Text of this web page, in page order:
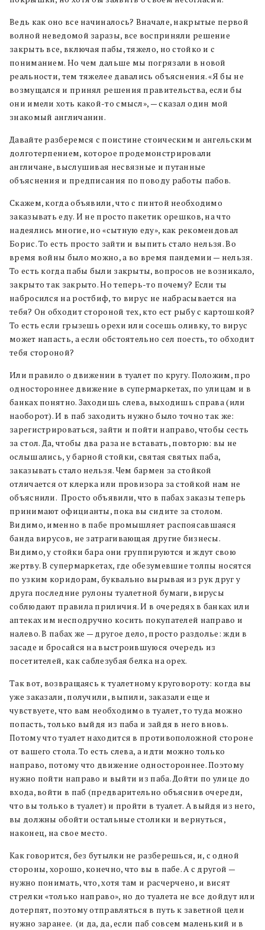
Ведь как оно все начиналось? Вначале, накрытые первой
волной неведомой заразы, все восприняли решение
закрыть все, включая пабы, тяжело, но стойко и с
пониманием. Но чем дальше мы погрязали в новой
реальности, тем тяжелее давались объяснения. «Я бы не
возмущался и принял решения правительства, если бы
они имели хоть какой-то смысл», — сказал один мой
знакомый англичанин.
Давайте разберемся с поистине стоическим и ангельским
долготерпением, которое продемонстрировали
англичане, выслушивая несвязные и путанные
объяснения и предписания по поводу работы пабов.
Скажем, когда объявили, что с пинтой необходимо
заказывать еду. И не просто пакетик орешков, на что
надеялись многие, но «сытную еду», как рекомендовал
Борис. То есть просто зайти и выпить стало нельзя. Во
время войны было можно, а во время пандемии — нельзя.
То есть когда пабы были закрыты, вопросов не возникало,
закрыто так закрыто. Но теперь-то почему? Если ты
набросился на ростбиф, то вирус не набрасывается на
тебя? Он обходит стороной тех, кто ест рыбу с картошкой?
То есть если грызешь орехи или сосешь оливку, то вирус
может напасть, а если обстоятельно сел поесть, то обходит
тебя стороной?
Или правило о движении в туалет по кругу. Положим, про
одностороннее движение в супермаркетах, по улицам и в
банках понятно. Заходишь слева, выходишь справа (или
наоборот). И в паб заходить нужно было точно так же:
зарегистрироваться, зайти и пойти направо, чтобы сесть
за стол. Да, чтобы два раза не вставать, повторю: вы не
ослышались, у барной стойки, святая святых паба,
заказывать стало нельзя. Чем бармен за стойкой
отличается от клерка или провизора за стойкой нам не
объяснили. Просто объявили, что в пабах заказы теперь
принимают официанты, пока вы сидите за столом.
Видимо, именно в пабе промышляет распоясавшаяся
банда вирусов, не затрагивающая другие бизнесы.
Видимо, у стойки бара они группируются и ждут свою
жертву. В супермаркетах, где обезумевшие толпы носятся
по узким коридорам, буквально вырывая из рук друг у
друга последние рулоны туалетной бумаги, вирусы
соблюдают правила приличия. И в очередях в банках или
аптеках им несподручно косить покупателей направо и
налево. В пабах же — другое дело, просто раздолье: жди в
засаде и бросайся на выстроившуюся очередь из
посетителей, как саблезубая белка на орех.
Так вот, возвращаясь к туалетному круговороту: когда вы
уже заказали, получили, выпили, заказали еще и
чувствуете, что вам необходимо в туалет, то туда можно
попасть, только выйдя из паба и зайдя в него вновь.
Потому что туалет находится в противоположной стороне
от вашего стола. То есть слева, а идти можно только
направо, потому что движение одностороннее. Поэтому
нужно пойти направо и выйти из паба. Дойти по улице до
входа, войти в паб (предварительно объяснив очереди,
что вы только в туалет) и пройти в туалет. А выйдя из него,
вы должны обойти остальные столики и вернуться,
наконец, на свое место.
Как говорится, без бутылки не разберешься, и, с одной
стороны, хорошо, конечно, что вы в пабе. А с другой —
нужно понимать, что, хотя там и расчерчено, и висят
стрелки «только направо», но до туалета не все дойдут или
дотерпят, поэтому отправляться в путь к заветной цели
нужно заранее. (и да, да, если паб совсем маленький и в